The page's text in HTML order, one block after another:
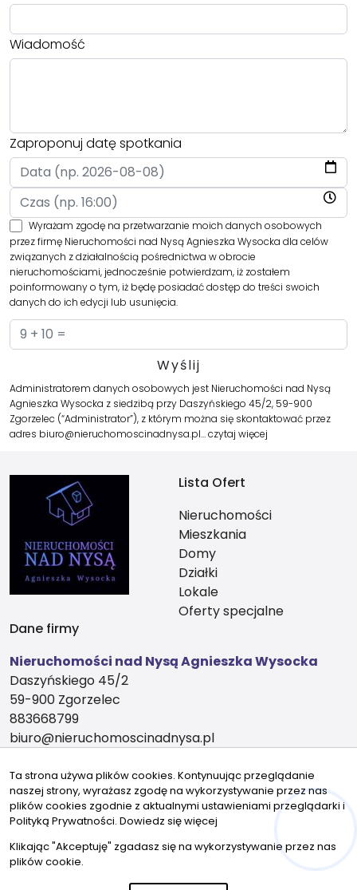
Wiadomość
Zaproponuj datę spotkania
Wyrażam zgodę na przetwarzanie moich danych osobowych
przez firmę Nieruchomości nad Nysą Agnieszka Wysocka dla celów
związanych z działalnością pośrednictwa w obrocie
nieruchomościami, jednocześnie potwierdzam, iż zostałem
poinformowany o tym, iż będę posiadać dostęp do treści swoich
danych do ich edycji lub usunięcia.
Administratorem danych osobowych jest Nieruchomości nad Nysą
Agnieszka Wysocka z siedzibą przy Daszyńskiego 45/2, 59-900
Zgorzelec (“Administrator”), z którym można się skontaktować przez
adres biuro@nieruchomoscinadnysa.pl…czytaj więcej
Lista Ofert
Nieruchomości
Mieszkania
Domy
Działki
Lokale
Oferty specjalne
Dane firmy
Nieruchomości nad Nysą Agnieszka Wysocka
Daszyńskiego 45/2
59-900 Zgorzelec
883668799
biuro@nieruchomoscinadnysa.pl
© 2026 Wszystkie prawa zastrzeżone | Program dla biur
Ta strona używa plików cookies. Kontynuując przeglądanie
naszej strony, wyrażasz zgodę na wykorzystywanie przez nas
plików cookies zgodnie z aktualnymi ustawieniami przeglądarki i
Polityką Prywatności. Dowiedz się więcej
Klikając "Akceptuję" zgadasz się na wykorzystywanie przez nas
plików cookie.
Hej! Chętnie Ci pomogę